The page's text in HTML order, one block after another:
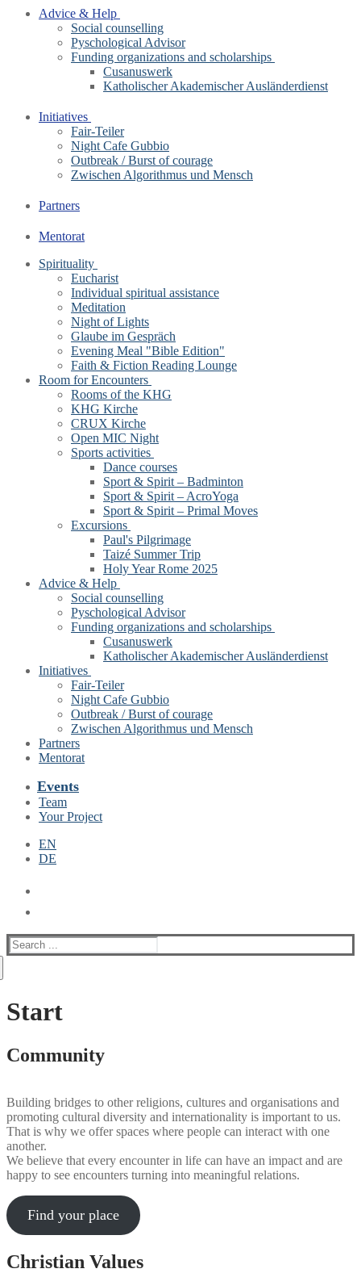
Advice & Help
Social counselling
Pyschological Advisor
Funding organizations and scholarships
Cusanuswerk
Katholischer Akademischer Ausländerdienst
Initiatives
Fair-Teiler
Night Cafe Gubbio
Outbreak / Burst of courage
Zwischen Algorithmus und Mensch
Partners
Mentorat
Spirituality
Eucharist
Individual spiritual assistance
Meditation
Night of Lights
Glaube im Gespräch
Evening Meal "Bible Edition"
Faith & Fiction Reading Lounge
Room for Encounters
Rooms of the KHG
KHG Kirche
CRUX Kirche
Open MIC Night
Sports activities
Dance courses
Sport & Spirit – Badminton
Sport & Spirit – AcroYoga
Sport & Spirit – Primal Moves
Excursions
Paul's Pilgrimage
Taizé Summer Trip
Holy Year Rome 2025
Advice & Help
Social counselling
Pyschological Advisor
Funding organizations and scholarships
Cusanuswerk
Katholischer Akademischer Ausländerdienst
Initiatives
Fair-Teiler
Night Cafe Gubbio
Outbreak / Burst of courage
Zwischen Algorithmus und Mensch
Partners
Mentorat
Events
Team
Your Project
EN
DE
Suche
nach:
Start
Community
Building bridges to other religions, cultures and organisations and
promoting cultural diversity and internationality is important to us.
That is why we offer spaces where people can interact with one
another.
We believe that every encounter in life can have an impact and are
happy to see encounters turning into meaningful relations.
Find your place
Christian Values